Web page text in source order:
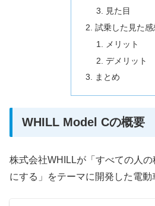
見た目
試乗した見た感
メリット
デメリット
まとめ
WHILL Model Cの概要
株式会社WHILLが「すべての人の
にする」をテーマに開発した電動